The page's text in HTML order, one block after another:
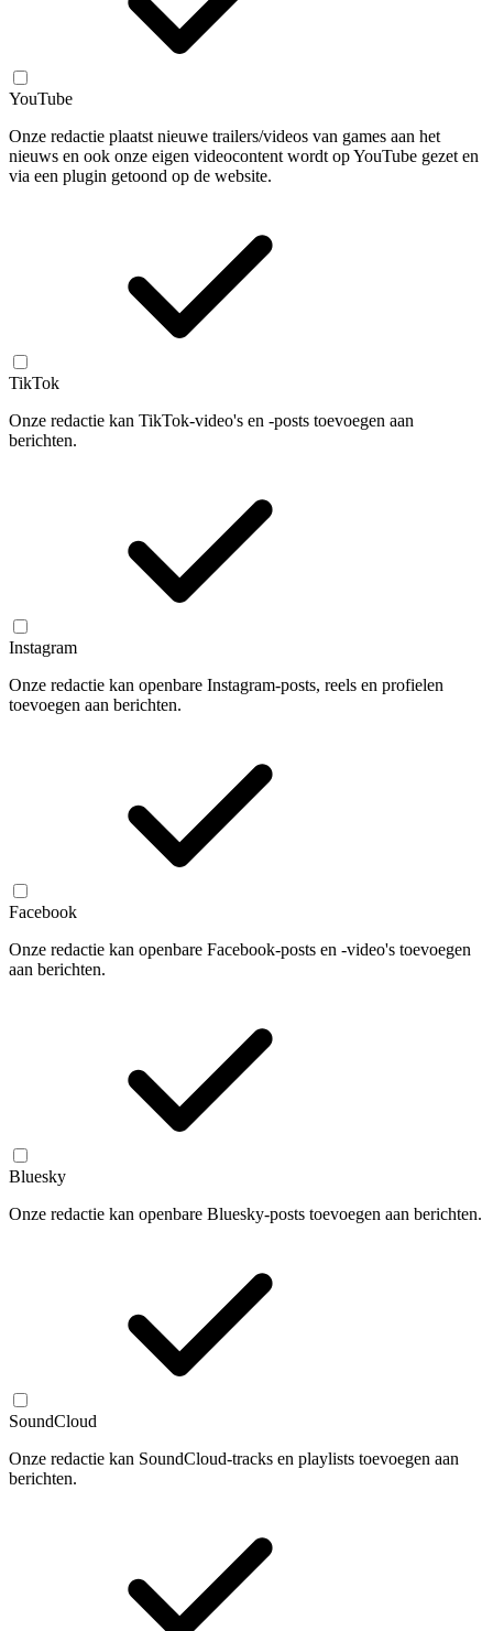
YouTube
Onze redactie plaatst nieuwe trailers/videos van games aan het
nieuws en ook onze eigen videocontent wordt op YouTube gezet en
via een plugin getoond op de website.
TikTok
Onze redactie kan TikTok-video's en -posts toevoegen aan
berichten.
Instagram
Onze redactie kan openbare Instagram-posts, reels en profielen
toevoegen aan berichten.
Facebook
Onze redactie kan openbare Facebook-posts en -video's toevoegen
aan berichten.
Bluesky
Onze redactie kan openbare Bluesky-posts toevoegen aan berichten.
SoundCloud
Onze redactie kan SoundCloud-tracks en playlists toevoegen aan
berichten.